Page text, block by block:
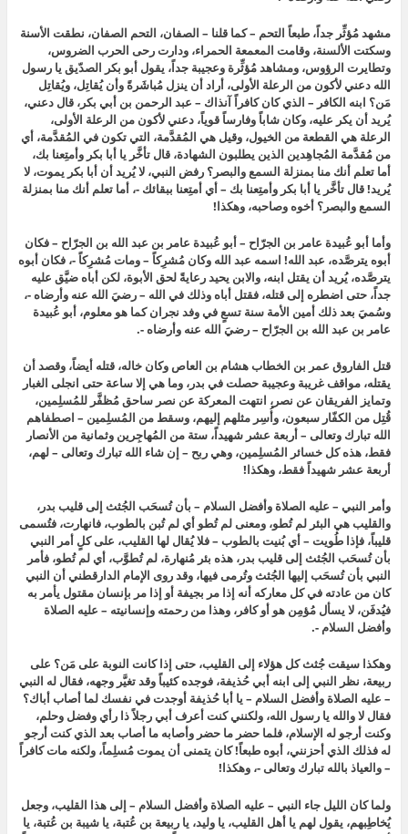
مشهد مُؤثِّر جداً، طبعاً التحم – كما قلنا – الصفان، التحم الصفان، نطقت الأسنة
وسكتت الألسنة، وقامت المعمعة الحمراء، ودارت رحى الحرب الضروس،
وتطايرت الرؤوس، ومشاهد مُؤثِّرة وعجيبة جداً، يقول أبو بكر الصدّيق يا رسول
الله دعني لأكون من الرعلة الأولى، أراد أن ينزل مُباشَرةً وأن يُقاتِل، ويُقاتِل
مَن؟ ابنه الكافر – الذي كان كافراً آنذاك – عبد الرحمن بن أبي بكر، قال دعني،
يُريد أن يكر عليه، وكان شاباً وفارساً قوياً، دعني لأكون من الرعلة الأولى،
الرعلة هي القطعة من الخيول، وقيل هي المُقدَّمة، التي تكون في المُقدَّمة، أي
من مُقدَّمة المُجاهِدين الذين يطلبون الشهادة، قال تأخَّر يا أبا بكر وأمتِعنا بك،
أما تعلم أنك منا بمنزلة السمع والبصر؟ رفض النبي، لا يُريد أن أبا بكر يموت، لا
يُريد! قال تأخَّر يا أبا بكر وأمتِعنا بك – أي أمتِعنا ببقائك -، أما تعلم أنك منا بمنزلة
السمع والبصر؟ أخوه وصاحبه، وهكذا!
وأما أبو عُبيدة عامر بن الجرّاح – أبو عُبيدة عامر بن عبد الله بن الجرّاح – فكان
أبوه يترصَّده، عبد الله! اسمه عبد الله وكان مُشرِكاً – ومات مُشرِكاً -، فكان أبوه
يترصَّده، يُريد أن يقتل ابنه، والابن يحيد رعايةً لحق الأبوة، لكن أباه ضيَّق عليه
جداً، حتى اضطره إلى قتله، فقتل أباه وذلك في الله – رضيَ الله عنه وأرضاه -،
وسُميَ بعد ذلك أمين الأمة سنة تسعٍ في وفد نجران كما هو معلوم، أبو عُبيدة
عامر بن عبد الله بن الجرّاح – رضيَ الله عنه وأرضاه -.
قتل الفاروق عمر بن الخطاب هشام بن العاص وكان خاله، قتله أيضاً، وقصد أن
يقتله، مواقف غريبة وعجيبة حصلت في بدر، وما هي إلا ساعة حتى انجلى الغبار
وتمايز الفريقان عن نصر، انتهت المعركة عن نصر ساحق مُظفَّر للمُسلِمين،
قُتِل من الكفّار سبعون، وأُسِر مثلهم إليهم، وسقط من المُسلِمين – اصطفاهم
الله تبارك وتعالى – أربعة عشر شهيداً، ستة من المُهاجِرين وثمانية من الأنصار
فقط، هذه كل خسائر المُسلِمين، وهي ربح – إن شاء الله تبارك وتعالى – لهم،
أربعة عشر شهيداً فقط، وهكذا!
وأمر النبي – عليه الصلاة وأفضل السلام – بأن تُسحَب الجُثث إلى قليب بدر،
والقليب هي البئر لم تُطو، ومعنى لم تُطو أي لم تُبن بالطوب، فانهارت، فتُسمى
قليباً، فإذا طُويت – أي بُنيت بالطوب – فلا يُقال لها القليب، على كلٍ أمر النبي
بأن تُسحَب الجُثث إلى قليب بدر، هذه بئر مُنهارة، لم تُطوَّب، أي لم تُطو، فأمر
النبي بأن تُسحَب إليها الجُثث وتُرمى فيها، وقد روى الإمام الدارقطني أن النبي
كان من عادته في كل معاركه أنه إذا مر بجيفة أو إذا مر بإنسان مقتول يأمر به
فيُدفَن، لا يسأل مُؤمِن هو أو كافر، وهذا من رحمته وإنسانيته – عليه الصلاة
وأفضل السلام -.
وهكذا سيقت جُثث كل هؤلاء إلى القليب، حتى إذا كانت النوبة على مَن؟ على
ربيعة، نظر النبي إلى ابنه أبي حُذيفة، فوجده كئيباً وقد تغيَّر وجهه، فقال له النبي
– عليه الصلاة وأفضل السلام – يا أبا حُذيفة أوجدت في نفسك لما أصاب أباك؟
فقال لا والله يا رسول الله، ولكنني كنت أعرف أبي رجلاً ذا رأي وفضل وحلم،
وكنت أرجو له الإسلام، فلما حضر ما حضر وأصابه ما أصاب بعد الذي كنت أرجو
له فذلك الذي أحزنني، أبوه طبعاً! كان يتمنى أن يموت مُسلِماً، ولكنه مات كافراً
– والعياذ بالله تبارك وتعالى -، وهكذا!
ولما كان الليل جاء النبي – عليه الصلاة وأفضل السلام – إلى هذا القليب، وجعل
يُخاطِبهم، يقول لهم يا أهل القليب، يا وليد، يا ربيعة بن عُتبة، يا شيبة بن عُتبة، يا